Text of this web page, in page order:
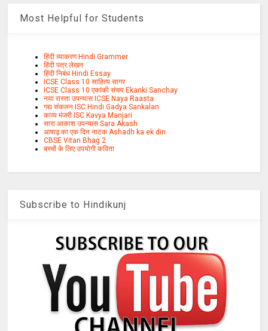
Most Helpful for Students
हिंदी व्याकरण Hindi Grammer
हिंदी पत्र लेखन
हिंदी निबंध Hindi Essay
ICSE Class 10 साहित्य सागर
ICSE Class 10 एकांकी संचय Ekanki Sanchay
नया रास्ता उपन्यास ICSE Naya Raasta
गद्य संकलन ISC Hindi Gadya Sankalan
काव्य मंजरी ISC Kavya Manjari
सारा आकाश उपन्यास Sara Akash
आषाढ़ का एक दिन नाटक Ashadh ka ek din
CBSE Vitan Bhag 2
बच्चों के लिए उपयोगी कविता
Subscribe to Hindikunj